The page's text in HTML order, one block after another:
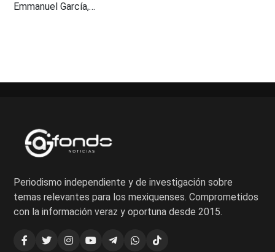
Emmanuel García,…
Periodismo independiente y de investigación sobre
temas relevantes para los mexiquenses. Comprometidos
con la información veraz y oportuna desde 2015.